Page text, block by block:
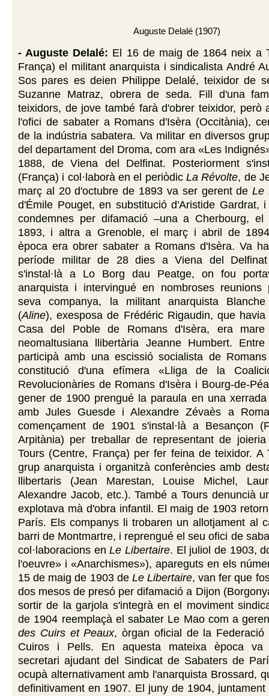
Auguste Delalé (1907)
- Auguste Delalé: El 16 de maig de 1864 neix a
França) el militant anarquista i sindicalista André
Sos pares es deien Philippe Delalé, teixidor de
Suzanne Matraz, obrera de seda. Fill d'una
teixidors, de jove també farà d'obrer teixidor, però
l'ofici de sabater a Romans d'Isèra (Occitània),
de la indústria sabatera. Va militar en diversos
del departament del Droma, com ara «Les
1888, de Viena del Delfinat. Posteriorment
(França) i col·laborà en el periòdicLa Révolte, de
març al 20 d'octubre de 1893 va ser gerent deLe
d'Émile Pouget, en substitució d'Aristide Gardrat,
condemnes per difamació –una a Cherbourg, el
1893, i altra a Grenoble, el març i abril de
època era obrer sabater a Romans d'Isèra. Va
període militar de 28 dies a Viena del
s'instal·là a Lo Borg dau Peatge, on fou
anarquista i intervingué en nombroses reunions
seva companya, la militant anarquista
(Aline),exesposa de Frédéric Rigaudin, que havia
Casa del Poble de Romans d'Isèra, era
neomaltusiana llibertària Jeanne Humbert.
participà amb una escissió socialista de
constitució d'una efímera «Lliga de la
Revolucionàries de Romans d'Isèra i Bourg-de-
gener de 1900 prengué la paraula en una xerrada
amb Jules Guesde i Alexandre Zévaès a
començament de 1901 s'instal·là a Besançon
Arpitània) per treballar de representant de
Tours (Centre, França) per fer feina de teixidor. A
grup anarquista i organitzà conferències amb
llibertaris (Jean Marestan, Louise Michel,
Alexandre Jacob, etc.). També a Tours denuncià
explotava mà d'obra infantil. El maig de 1903
París. Els companys li trobaren un allotjament al
barri de Montmartre, i reprengué el seu ofici de
col·laboracions enLe Libertaire. El juliol de 1903,
l'oeuvre» i «Anarchismes»), apareguts en els
15 de maig de 1903 de Le Libertaire, van fer que
dos mesos de presó per difamació a Dijon
sortir de la garjola s'integrà en el moviment
de 1904 reemplaçà elsabater Le Mao com a
des Cuirs et Peaux, òrgan oficial de la Federació
Cuiros i Pells. En aquesta mateixa època va
secretari ajudant del Sindicat de Sabaters de
ocupà alternativament amb l'anarquista Brossard,
definitivament en 1907. El juny de 1904,